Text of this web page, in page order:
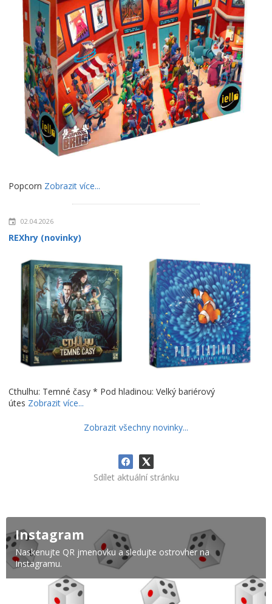
Popcorn Zobrazit více...
02.04.2026
REXhry (novinky)
Cthulhu: Temné časy * Pod hladinou: Velký bariérový
útes Zobrazit více...
Zobrazit všechny novinky...
Sdílet aktuální stránku
Instagram
Naskenujte QR jmenovku a sledujte ostrovher na
Instagramu.